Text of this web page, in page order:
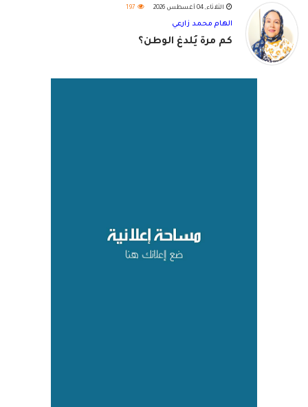
الثلاثاء, 04 أغسطس 2026 197
الهام محمد زارعي
كم مرة يُلدغ الوطن؟